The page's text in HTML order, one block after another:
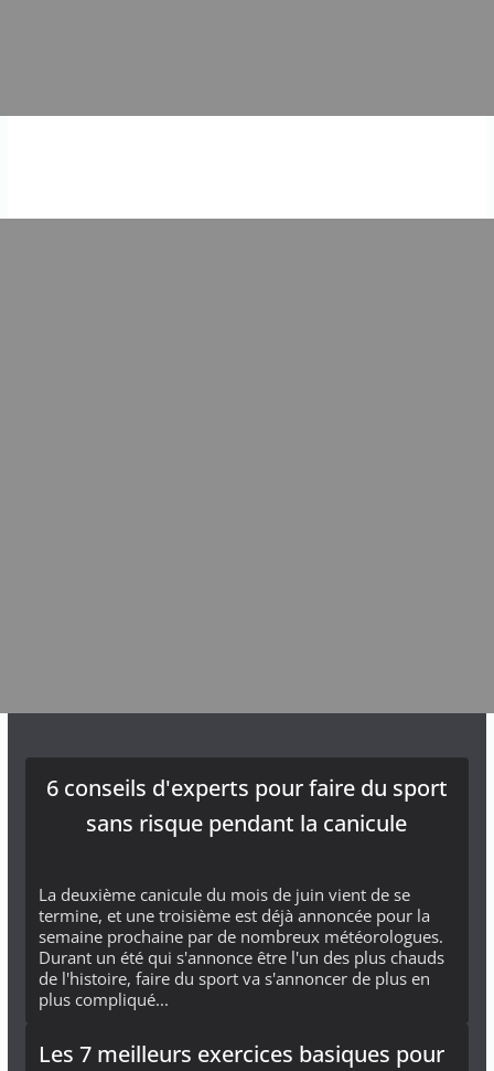
6 conseils d'experts pour faire du sport
sans risque pendant la canicule
La deuxième canicule du mois de juin vient de se
termine, et une troisième est déjà annoncée pour la
semaine prochaine par de nombreux météorologues.
Durant un été qui s'annonce être l'un des plus chauds
de l'histoire, faire du sport va s'annoncer de plus en
plus compliqué...
Les 7 meilleurs exercices basiques pour